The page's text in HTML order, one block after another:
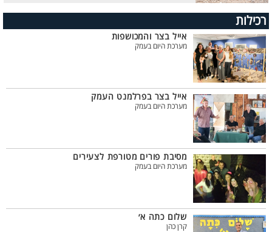
רכילות
אייל בצר והמכושפות
מערכת היום בעמק
אייל בצר בפרלמנט העמק
מערכת היום בעמק
מסיבת פורים מטורפת לצעירים
מערכת היום בעמק
שלום כתה א׳
קרן כהן